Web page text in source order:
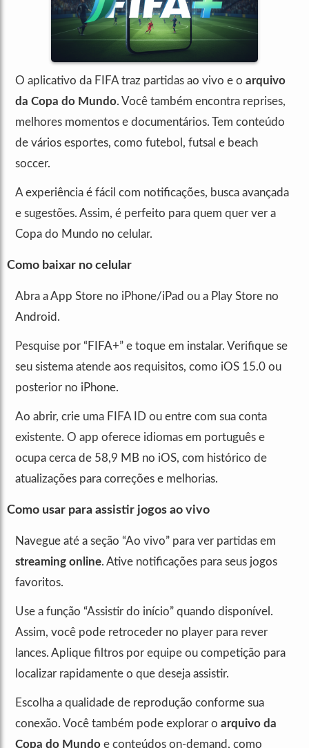
O aplicativo da FIFA traz partidas ao vivo e o arquivo
da Copa do Mundo. Você também encontra reprises,
melhores momentos e documentários. Tem conteúdo
de vários esportes, como futebol, futsal e beach
soccer.
A experiência é fácil com notificações, busca avançada
e sugestões. Assim, é perfeito para quem quer ver a
Copa do Mundo no celular.
Como baixar no celular
Abra a App Store no iPhone/iPad ou a Play Store no
Android.
Pesquise por “FIFA+” e toque em instalar. Verifique se
seu sistema atende aos requisitos, como iOS 15.0 ou
posterior no iPhone.
Ao abrir, crie uma FIFA ID ou entre com sua conta
existente. O app oferece idiomas em português e
ocupa cerca de 58,9 MB no iOS, com histórico de
atualizações para correções e melhorias.
Como usar para assistir jogos ao vivo
Navegue até a seção “Ao vivo” para ver partidas em
streaming online. Ative notificações para seus jogos
favoritos.
Use a função “Assistir do início” quando disponível.
Assim, você pode retroceder no player para rever
lances. Aplique filtros por equipe ou competição para
localizar rapidamente o que deseja assistir.
Escolha a qualidade de reprodução conforme sua
conexão. Você também pode explorar o arquivo da
Copa do Mundo e conteúdos on-demand, como